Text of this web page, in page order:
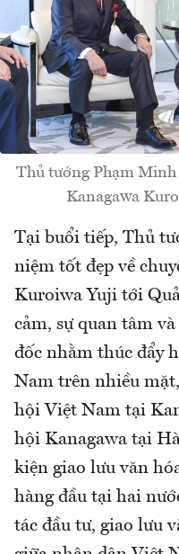
Thủ tướng Phạm
Kanagawa
Tại buổi tiếp, Thủ
niệm tốt đẹp về
Kuroiwa Yuji tới
cảm, sự quan tâm
đốc nhằm thúc đẩy
Nam trên nhiều
hội Việt Nam tại
hội Kanagawa tại
kiện giao lưu văn
hàng đầu tại hai
tác đầu tư, giao lưu